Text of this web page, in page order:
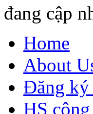
đang cập
Home
About
Đăng
HS